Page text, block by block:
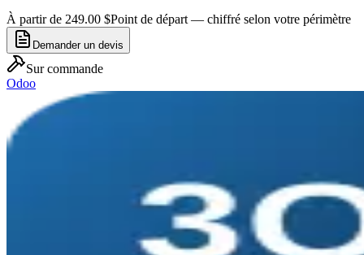
À partir de 249.00 $Point de départ — chiffré selon votre périmètre
Demander un devis
Sur commande
Odoo